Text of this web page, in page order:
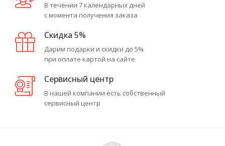
В течении 7 календарных дней
с момента получения заказа
Скидка 5%
Дарим подарки и скидки до 5%
при оплате картой на сайте
Сервисный центр
В нашей компании есть собственный
сервисный центр